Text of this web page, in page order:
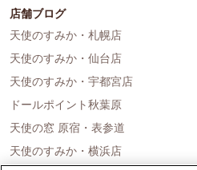
店舗ブログ
天使のすみか・札幌店
天使のすみか・仙台店
天使のすみか・宇都宮店
ドールポイント秋葉原
天使の窓 原宿・表参道
天使のすみか・横浜店